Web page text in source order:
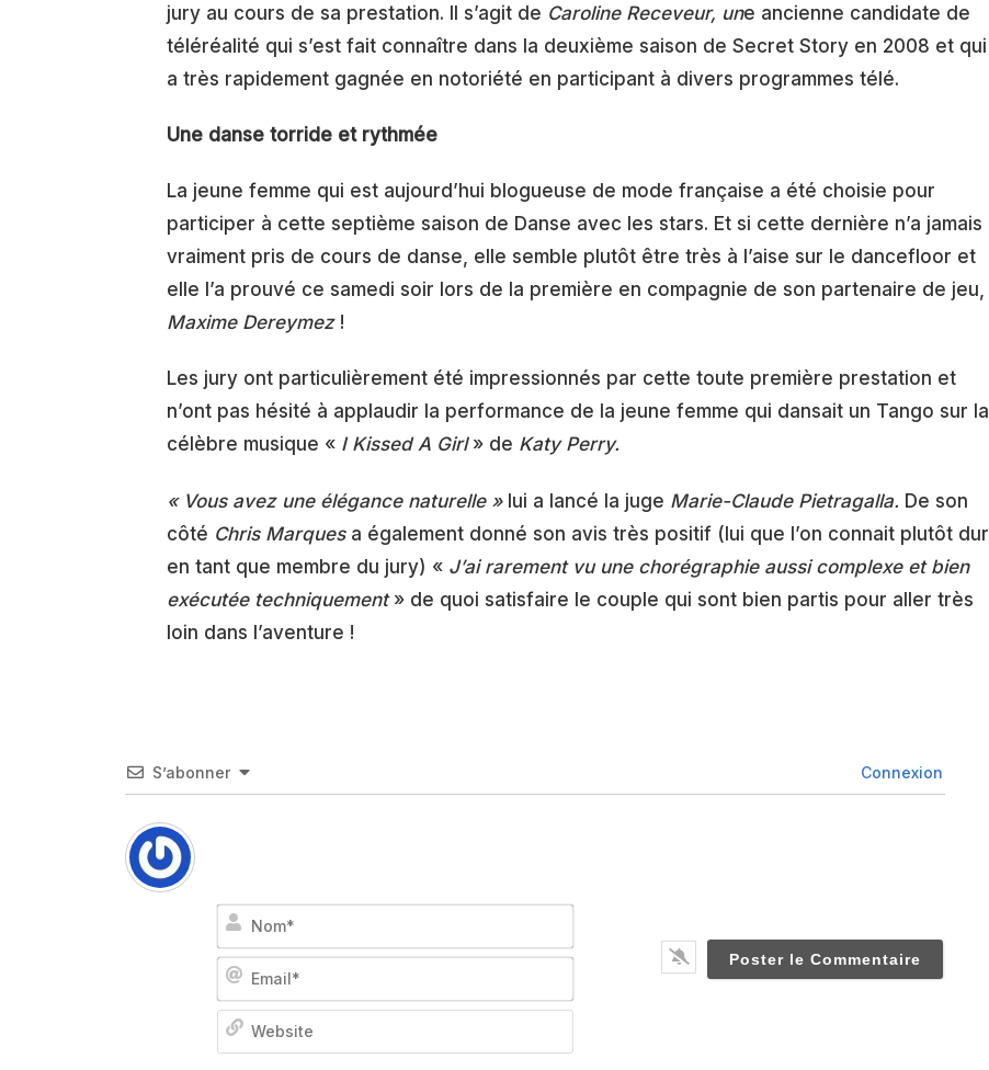
jury au cours de sa prestation. Il s’agit de Caroline Receveur, une ancienne candidate de
téléréalité qui s’est fait connaître dans la deuxième saison de Secret Story en 2008 et qui
a très rapidement gagnée en notoriété en participant à divers programmes télé.
Une danse torride et rythmée
La jeune femme qui est aujourd’hui blogueuse de mode française a été choisie pour
participer à cette septième saison de Danse avec les stars. Et si cette dernière n’a jamais
vraiment pris de cours de danse, elle semble plutôt être très à l’aise sur le dancefloor et
elle l’a prouvé ce samedi soir lors de la première en compagnie de son partenaire de jeu,
Maxime Dereymez !
Les jury ont particulièrement été impressionnés par cette toute première prestation et
n’ont pas hésité à applaudir la performance de la jeune femme qui dansait un Tango sur la
célèbre musique « I Kissed A Girl» de Katy Perry.
« Vous avez une élégance naturelle »lui a lancé la juge Marie-Claude Pietragalla. De son
côté Chris Marques a également donné son avis très positif (lui que l’on connait plutôt dur
en tant que membre du jury) « J’ai rarement vu une chorégraphie aussi complexe et bien
exécutée techniquement» de quoi satisfaire le couple qui sont bien partis pour aller très
loin dans l’aventure !
S’abonner Connexion
Nom*
Email*
Website